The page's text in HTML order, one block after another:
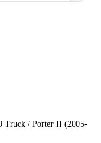
Truck / Porter II (2005-